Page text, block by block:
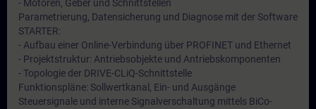
- Motoren, Geber und Schnittstellen
Parametrierung, Datensicherung und Diagnose mit der Software
STARTER:
- Aufbau einer Online-Verbindung über PROFINET und Ethernet
- Projektstruktur: Antriebsobjekte und Antriebskomponenten
- Topologie der DRIVE-CLiQ-Schnittstelle
Funktionspläne: Sollwertkanal, Ein- und Ausgänge
Steuersignale und interne Signalverschaltung mittels BiCo-